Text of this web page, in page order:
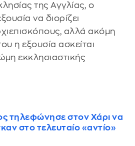
της Αγγλίας, ο
να διορίζει
αλλά ακόμη
η εξουσία ασκείται
εκκλησιαστικής
τηλεφώνησε στον Χάρι να
στο τελευταίο «αντίο»